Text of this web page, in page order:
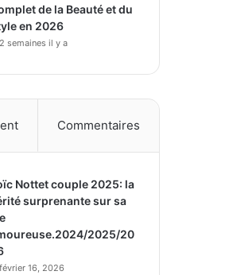
de la Beauté et du
en 2026
2 semaines il y a
Commentaires
Nottet couple 2025: la
surprenante sur sa
2025/20
février 16, 2026